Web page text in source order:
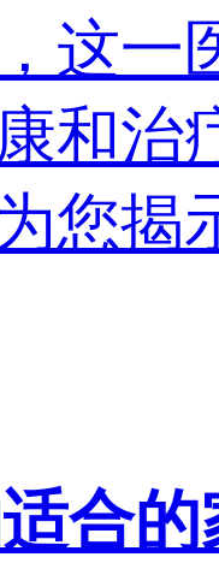
这一
和治
您揭
合